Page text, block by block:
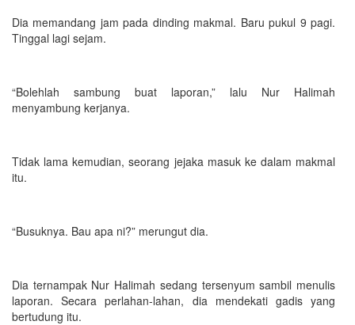
Dia memandang jam pada dinding makmal. Baru pukul 9 pagi.
Tinggal lagi sejam.
“Bolehlah sambung buat laporan,” lalu Nur Halimah
menyambung kerjanya.
Tidak lama kemudian, seorang jejaka masuk ke dalam makmal
itu.
“Busuknya. Bau apa ni?” merungut dia.
Dia ternampak Nur Halimah sedang tersenyum sambil menulis
laporan. Secara perlahan-lahan, dia mendekati gadis yang
bertudung itu.